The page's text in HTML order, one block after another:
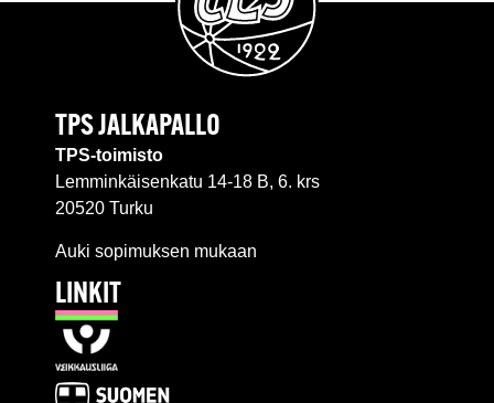
TPS JALKAPALLO
TPS-toimisto
Lemminkäisenkatu 14-18 B, 6. krs
20520 Turku
Auki sopimuksen mukaan
LINKIT